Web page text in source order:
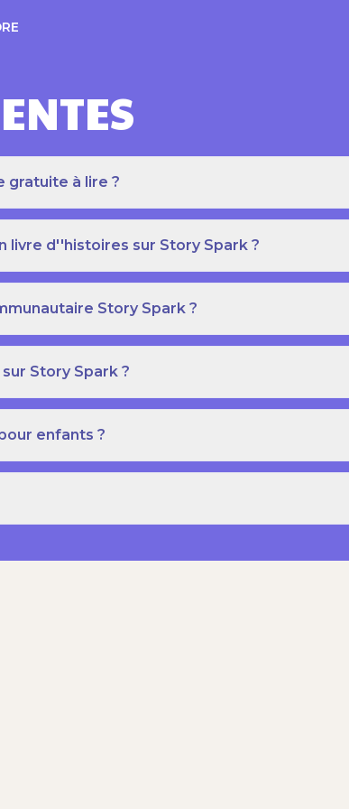
gratuite à lire ?
livre d''histoires sur Story Spark ?
Story Spark ?
Story Spark ?
enfants ?